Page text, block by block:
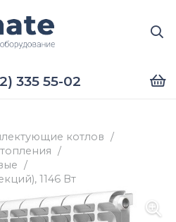
335 55-02
котлов /
/
/
1146 Вт